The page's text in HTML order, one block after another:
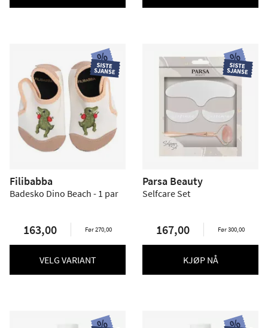
Filibabba
Badesko Dino Beach - 1 par
163,00 Før 270,00
VELG VARIANT
Parsa Beauty
Selfcare Set
167,00 Før 300,00
KJØP NÅ